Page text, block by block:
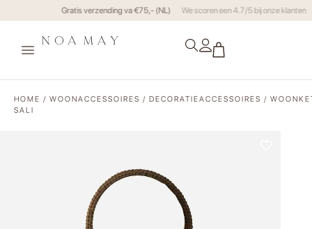
Gratis verzending va €75,- (NL)
HOME / WOONACCESSOIRES / DECORATIEACCESSOIRES /
SALI